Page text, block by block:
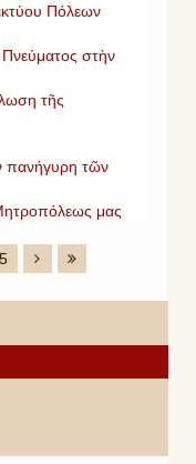
Πόλεων
στὴν
τῆς
πανήγυρη τῶν
μας
5